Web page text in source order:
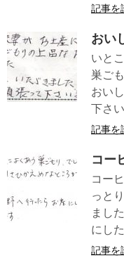
記事を
おい
いと
巣ご
おい
下さ
記事を
コー
コー
っと
まし
に
記事を